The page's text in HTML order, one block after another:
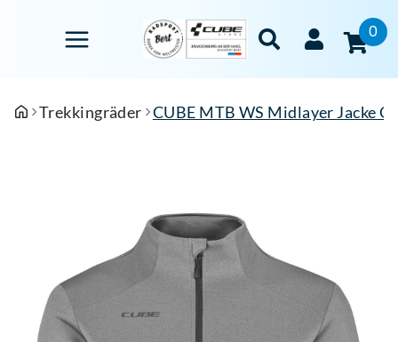
0
Trekkingräder CUBE MTB WS Midlayer Jacke